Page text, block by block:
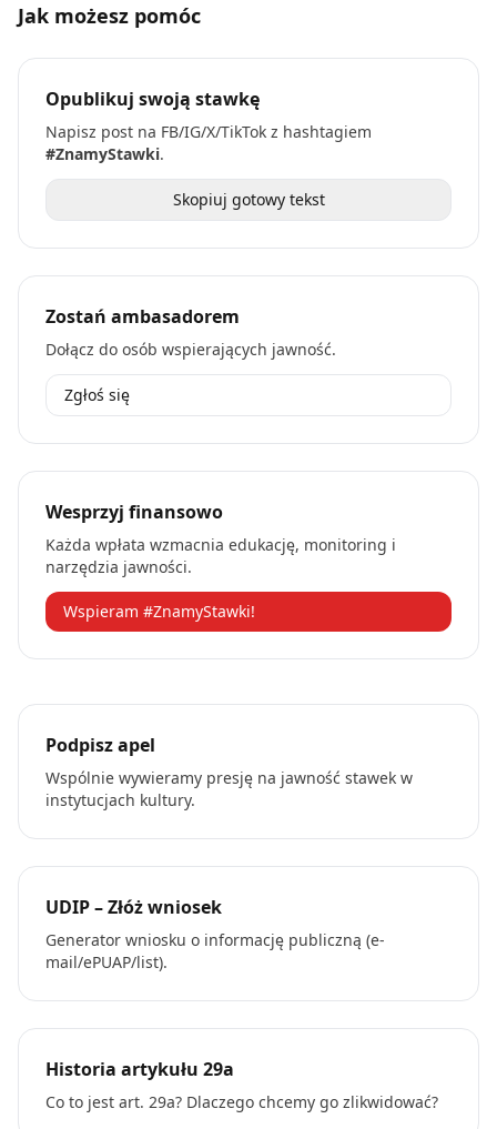
Jak możesz pomóc
Opublikuj swoją stawkę
Napisz post na FB/IG/X/TikTok z hashtagiem
#ZnamyStawki.
Skopiuj gotowy tekst
Zostań ambasadorem
Dołącz do osób wspierających jawność.
Zgłoś się
Wesprzyj finansowo
Każda wpłata wzmacnia edukację, monitoring i
narzędzia jawności.
Wspieram #ZnamyStawki!
Podpisz apel
Wspólnie wywieramy presję na jawność stawek w
instytucjach kultury.
UDIP – Złóż wniosek
Generator wniosku o informację publiczną (e-
mail/ePUAP/list).
Historia artykułu 29a
Co to jest art. 29a? Dlaczego chcemy go zlikwidować?